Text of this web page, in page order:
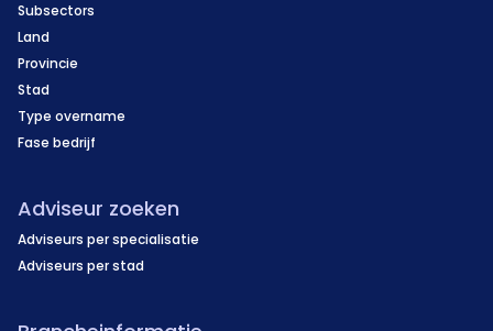
Subsectors
Land
Provincie
Stad
Type overname
Fase bedrijf
Adviseur zoeken
Adviseurs per specialisatie
Adviseurs per stad